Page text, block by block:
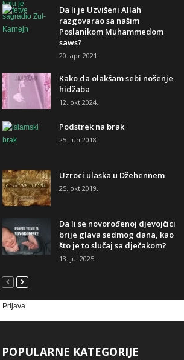
Da li je Uzvišeni Allah
razgovarao sa našim
Poslanikom Muhammedom
saws?
20. apr 2021.
Kako da olakšam sebi nošenje
hidžaba
12. okt 2024.
Podstrek na brak
25. jun 2018.
Uzroci ulaska u Džehennem
25. okt 2019.
Da li se novorođenoj djevojčici
brije glava sedmog dana, kao
što je to slučaj sa dječakom?
13. jul 2025.
Prijava
POPULARNE KATEGORIJE